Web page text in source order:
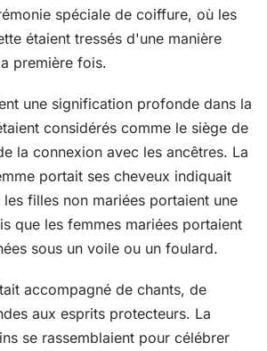
spéciale de coiffure, où les
étaient tressés d'une manière
première fois.
une signification profonde dans la
considérés comme le siège de
la connexion avec les ancêtres. La
portait ses cheveux indiquait
filles non mariées portaient une
que les femmes mariées portaient
sous un voile ou un foulard.
accompagné de chants, de
aux esprits protecteurs. La
se rassemblaient pour célébrer